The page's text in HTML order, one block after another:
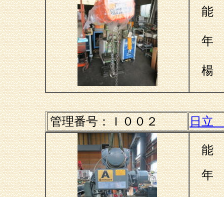
能
年
楊
管理番号：Ｉ００２ 日立
能
年